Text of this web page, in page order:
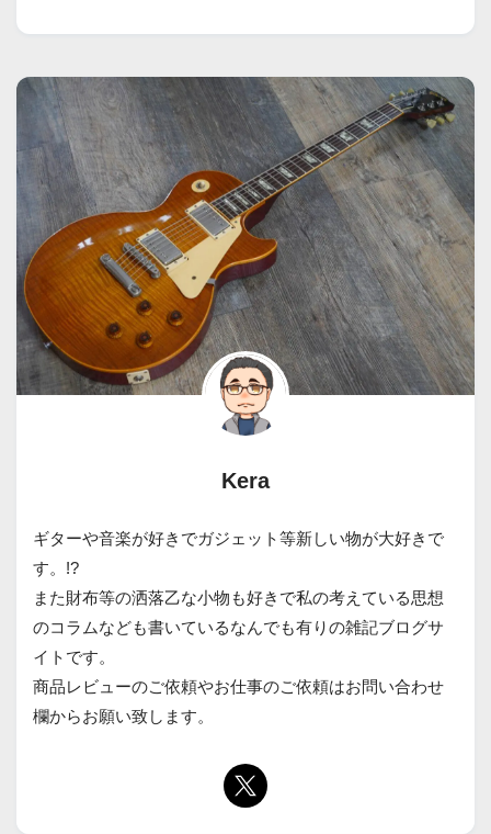
Kera
ギターや音楽が好きでガジェット等新しい物が大好きで
す。!?
また財布等の洒落乙な小物も好きで私の考えている思想
のコラムなども書いているなんでも有りの雑記ブログサ
イトです。
商品レビューのご依頼やお仕事のご依頼はお問い合わせ
欄からお願い致します。